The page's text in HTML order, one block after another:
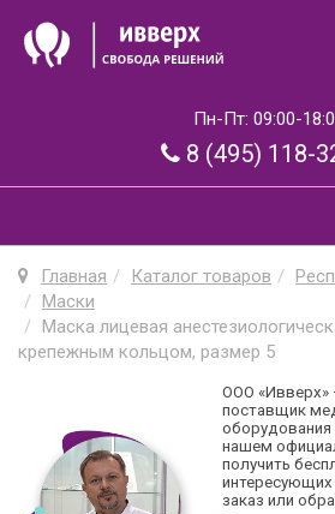
Пн-Пт: 09:00-
8 (495) 118-
Главная Каталог товаров
Маски
Маска лицевая
крепежным кольцом, размер 5
ООО
поставщик
оборудования
нашем
получить
заказ или